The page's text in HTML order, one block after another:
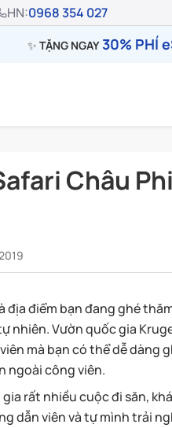
HN:0968 354 027
✨ TẶNG NGAY30% PHÍ
Châu
địa điểm bạn đang ghé
nhiên. Vườn quốc gia
mà bạn có thể dễ
ngoài công viên.
rất nhiều cuộc đi săn,
dẫn viên và tự mình trải